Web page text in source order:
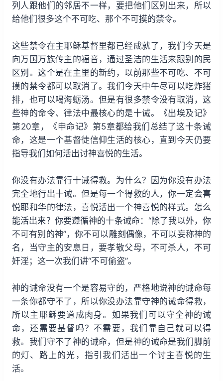
列人跟他们的邻居不一样，要把他们区别出来，所以
给他们很多这个不可吃、那个不可摸的禁令。
这些禁令在主耶稣基督里都已经成就了，我们今天是
向万国万族传主的福音，通过圣洁的生活来跟别的民
区别。这个是在主里的新约，以前那些不可吃、不可
摸的禁令都可以取消了。我们今天中午尽可以吃炸猪
排，也可以喝海蛎汤。但是有很多禁令没有取消，这
些神的命令、律法中最核心的是十诫。《出埃及记》
第20章，《申命记》第5章都给我们总结了这十条诫
命，这是一个基督徒信仰生活的核心，直到今天仍要
指导我们如何活出讨神喜悦的生活。
你没有办法靠行十诫得救。为什么？因为你没有办法
完全地行出十诫。但是每一个得救的人，你一定会喜
悦耶和华的律法，喜悦活出一个神喜悦的样式。怎么
能活出来？你要遵循神的十条诫命：“除了我以外，你
不可有别的神”，你不可以雕刻偶像，不可以妄称神的
名，当守主的安息日，要孝敬父母，不可杀人，不可
奸淫；这一次我们讲“不可偷盗”。
神的诫命没有一个是容易守的，严格地说神的诫命每
一条你都守不了，所以你没办法靠守神的诫命得救，
所以主耶稣要道成肉身。如果我们可以守全神的诫
命，还需要基督吗？不需要，我们靠自己就可以得
救。我们守不了神的诫命，但是神的诫命是我们脚前
的灯、路上的光，指引我们活出一个讨主喜悦的生
活。